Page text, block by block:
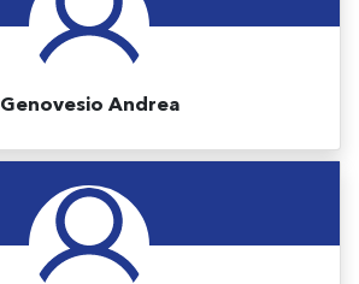
Genovesio Andrea